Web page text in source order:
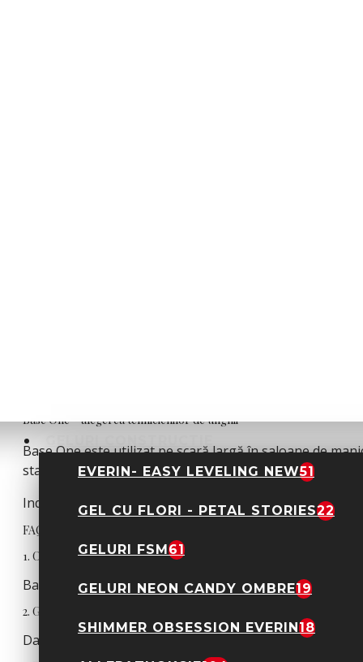
EVERIN- EASY LEVELING NEW51
GEL CU FLORI - PETAL STORIES22
GELURI FSM61
GELURI NEON CANDY OMBRE19
SHIMMER OBSESSION EVERIN18
Gelurile UV Base One sunt printre cele mai
realizarea extensiilor, construcțiilor pe șablon sau
Baza și topul sunt elemente esențiale pentru o
naturală, în timp ce topul protejează culoarea și
Pe lângă geluri, baze și topuri, Base One dezvoltă și
Produsele Base One sunt create pentru a răspunde
Base One – alegerea tehnicienilor de unghii
Base One este utilizat pe scară largă în saloane de
stabilitatea gelurilor și aspectul final al manichiurilor
Indiferent dacă este vorba despre manichiuri clasice,
FAQ – Întrebări frecvente despre Base One
1. Ce produse oferă Base One?
Base One oferă geluri UV, baze, topuri și produse
2. Gelurile Base One sunt potrivite pentru construcție?
Da, gelurile sunt ideale pentru construcții, extensii și